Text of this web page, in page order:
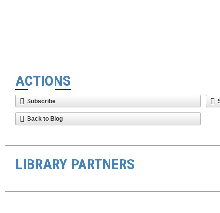
ACTIONS
Subscribe
Back to Blog
LIBRARY PARTNERS